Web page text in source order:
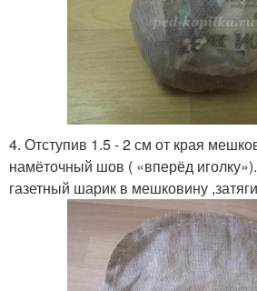
4. Отступив 1.5 - 2 см от края
намёточный шов ( «вперёд
газетный шарик в мешковину